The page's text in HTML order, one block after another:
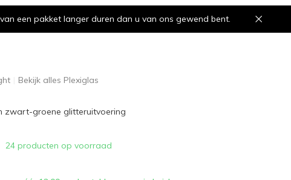
een pakket langer duren dan u van ons gewend bent.
Bekijk alles Plexiglas
zwart-groene glitteruitvoering
24 producten op voorraad